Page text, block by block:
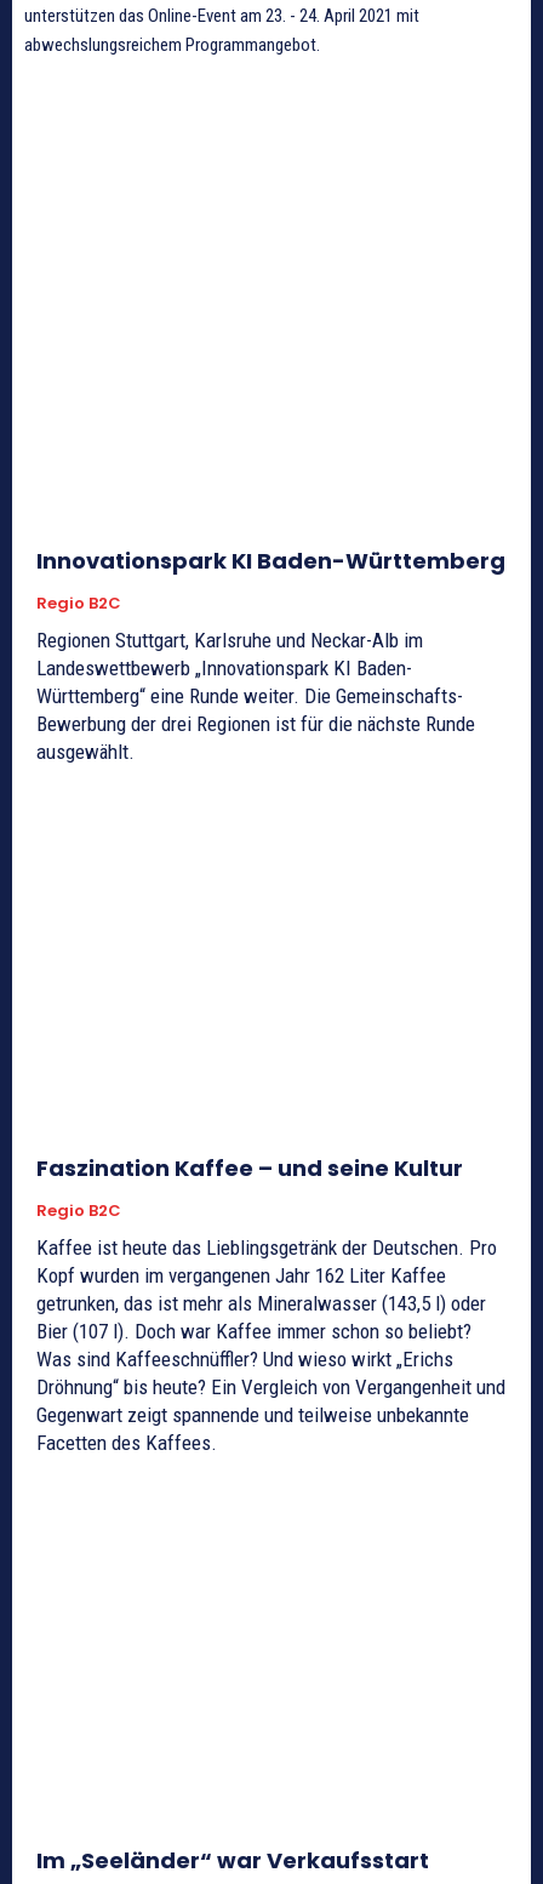
unterstützen das Online-Event am 23. - 24. April 2021 mit
abwechslungsreichem Programmangebot.
Innovationspark KI Baden-Württemberg
Regio B2C
Regionen Stuttgart, Karlsruhe und Neckar-Alb im
Landeswettbewerb „Innovationspark KI Baden-
Württemberg“ eine Runde weiter. Die Gemeinschafts-
Bewerbung der drei Regionen ist für die nächste Runde
ausgewählt.
Faszination Kaffee – und seine Kultur
Regio B2C
Kaffee ist heute das Lieblingsgetränk der Deutschen. Pro
Kopf wurden im vergangenen Jahr 162 Liter Kaffee
getrunken, das ist mehr als Mineralwasser (143,5 l) oder
Bier (107 l). Doch war Kaffee immer schon so beliebt?
Was sind Kaffeeschnüffler? Und wieso wirkt „Erichs
Dröhnung“ bis heute? Ein Vergleich von Vergangenheit und
Gegenwart zeigt spannende und teilweise unbekannte
Facetten des Kaffees.
Im „Seeländer“ war Verkaufsstart